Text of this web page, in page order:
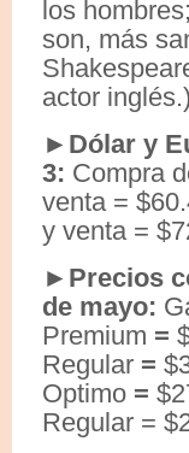
los
son, más
actor inglés.)
►Dólar y
3: Compra
venta =
y venta =
►Precios
de mayo:
Premium =
Regular =
Optimo =
Regular =